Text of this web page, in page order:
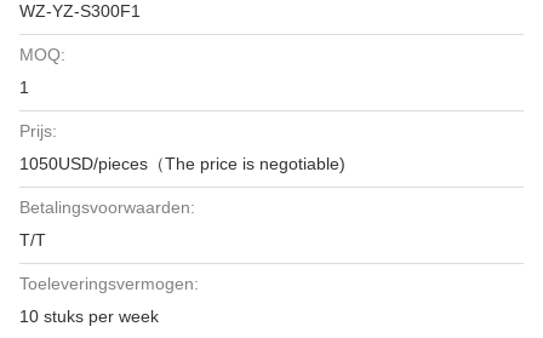
WZ-YZ-S300F1
MOQ:
1
Prijs:
1050USD/pieces（The price is negotiable)
Betalingsvoorwaarden:
T/T
Toeleveringsvermogen:
10 stuks per week